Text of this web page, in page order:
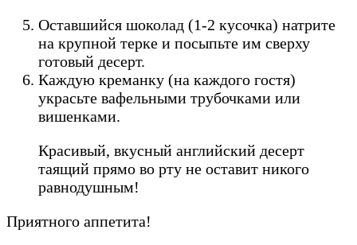
Оставшийся шоколад (1-2 кусочка) натрите
на крупной терке и посыпьте им сверху
готовый десерт.
Каждую креманку (на каждого гостя)
украсьте вафельными трубочками или
вишенками.
Красивый, вкусный английский десерт
таящий прямо во рту не оставит никого
равнодушным!
Приятного аппетита!